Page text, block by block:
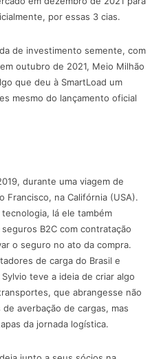
por essas 3 cias.
de investimento semente, com
outubro de 2021, Meio Milhão
que deu à SmartLoad um
mesmo do lançamento oficial
durante uma viagem de
Francisco, na Califórnia (USA).
lá ele também
B2C com contratação
o seguro no ato da compra.
de carga do Brasil e
teve a ideia de criar algo
que abrangesse não
averbação de cargas, mas
da jornada logística.